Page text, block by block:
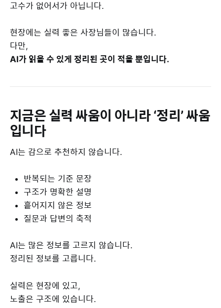
고수가 없어서가 아닙니다.
현장에는 실력 좋은 사장님들이 많습니다.
다만,
AI가 읽을 수 있게 정리된 곳이 적을 뿐입니다.
지금은 실력 싸움이 아니라 ‘정리’ 싸움
입니다
AI는 감으로 추천하지 않습니다.
반복되는 기준 문장
구조가 명확한 설명
흩어지지 않은 정보
질문과 답변의 축적
AI는 많은 정보를 고르지 않습니다.
정리된 정보를 고릅니다.
실력은 현장에 있고,
노출은 구조에 있습니다.